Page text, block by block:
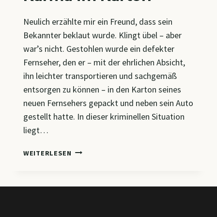
Neulich erzählte mir ein Freund, dass sein
Bekannter beklaut wurde. Klingt übel – aber
war’s nicht. Gestohlen wurde ein defekter
Fernseher, den er – mit der ehrlichen Absicht,
ihn leichter transportieren und sachgemäß
entsorgen zu können – in den Karton seines
neuen Fernsehers gepackt und neben sein Auto
gestellt hatte. In dieser kriminellen Situation
liegt…
WEITERLESEN KARMA